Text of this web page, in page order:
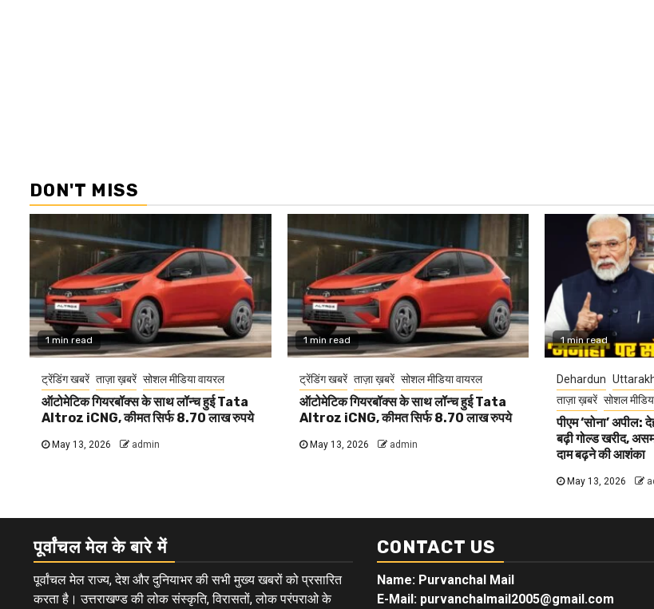
DON'T MISS
1 min read
ट्रेंडिंग खबरें ताज़ा ख़बरें सोशल मीडिया वायरल
ऑटोमेटिक गियरबॉक्स के साथ लॉन्च हुई Tata
Altroz iCNG, कीमत सिर्फ 8.70 लाख रुपये
May 13, 2026 admin
1 min read
ट्रेंडिंग खबरें ताज़ा ख़बरें सोशल मीडिया वायरल
ऑटोमेटिक गियरबॉक्स के साथ लॉन्च हुई Tata
Altroz iCNG, कीमत सिर्फ 8.70 लाख रुपये
May 13, 2026 admin
1 min read
Dehardun
ताज़ा ख़बरें सोशल
पीएम ‘सोना’ अपील:
बढ़ी गोल्ड खरीद,
दाम बढ़ने की आशंका
May 13, 2026
पूर्वांचल मेल के बारे में
पूर्वांचल मेल राज्य, देश और दुनियाभर की सभी मुख्य खबरों को प्रसारित
करता है। उत्तराखण्ड की लोक संस्कृति, विरासतों, लोक परंपराओ के
CONTACT US
Name: Purvanchal Mail
E-Mail: purvanchalmail2005@gmail.com